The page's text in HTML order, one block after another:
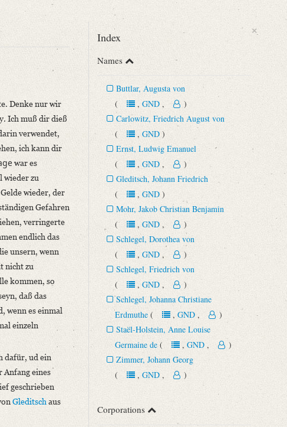
Denke nur wir
Ich muß dir dieß
verwendet,
ich kann dir
war es
wieder zu
wieder, der
Gefahren
verringerte
endlich das
unsern, wenn
nicht zu
kommen, so
daß das
wenn es einmal
einzeln
dafür, ud ein
Anfang eines
geschrieben
Gleditsch aus
×
Index
Names
Buttlar, Augusta von
(, GND, )
Carlowitz, Friedrich August von
(, GND)
Ernst, Ludwig Emanuel
(, GND, )
Gleditsch, Johann Friedrich
(, GND)
Mohr, Jakob Christian Benjamin
(, GND, )
Schlegel, Dorothea von
(, GND, )
Schlegel, Friedrich von
(, GND, )
Schlegel, Johanna Christiane
Erdmuthe (, GND, )
Staël-Holstein, Anne Louise
Germaine de (, GND, )
Zimmer, Johann Georg
(, GND, )
Corporations